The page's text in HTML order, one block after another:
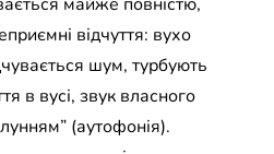
відчуття: вухо
шум, турбують
в вусі, звук власного
(аутофонія).